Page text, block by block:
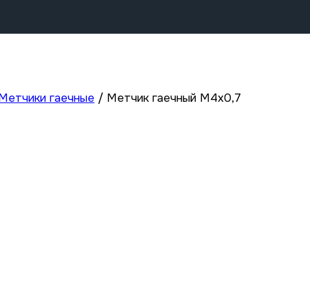
гаечные / Метчик гаечный М4х0,7